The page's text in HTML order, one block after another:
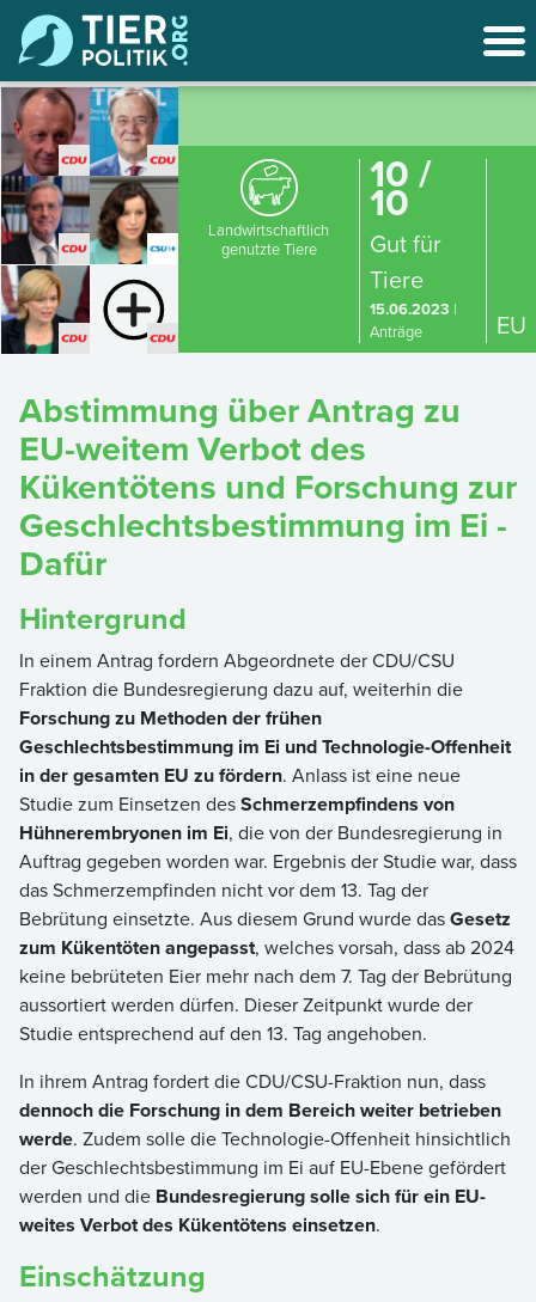
Landwirtschaftlich
genutzte Tiere
10 /
10
Gut für
Tiere
15.06.2023 |
Anträge
EU
Abstimmung über Antrag zu
EU-weitem Verbot des
Kükentötens und Forschung zur
Geschlechtsbestimmung im Ei -
Dafür
Hintergrund
In einem Antrag fordern Abgeordnete der CDU/CSU
Fraktion die Bundesregierung dazu auf, weiterhin die
Forschung zu Methoden der frühen
Geschlechtsbestimmung im Ei und Technologie-Offenheit
in der gesamten EU zu fördern. Anlass ist eine neue
Studie zum Einsetzen desSchmerzempfindens von
Hühnerembryonen im Ei, die von der Bundesregierung in
Auftrag gegeben worden war. Ergebnis der Studie war, dass
das Schmerzempfinden nicht vor dem 13. Tag der
Bebrütung einsetzte. Aus diesem Grund wurde dasGesetz
zum Kükentöten angepasst, welches vorsah, dass ab 2024
keine bebrüteten Eier mehr nach dem 7. Tag der Bebrütung
aussortiert werden dürfen. Dieser Zeitpunkt wurde der
Studie entsprechend auf den 13. Tag angehoben.
In ihrem Antrag fordert die CDU/CSU-Fraktion nun, dass
dennoch die Forschung in dem Bereich weiter betrieben
werde. Zudem solle die Technologie-Offenheit hinsichtlich
der Geschlechtsbestimmung im Ei auf EU-Ebene gefördert
werden und die Bundesregierung solle sich für ein EU-
weites Verbot des Kükentötens einsetzen.
Einschätzung